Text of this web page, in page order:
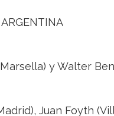
y Walter
Juan Foyth